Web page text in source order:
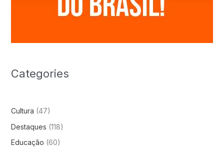
Categories
Cultura (47)
Destaques (118)
Educação (60)